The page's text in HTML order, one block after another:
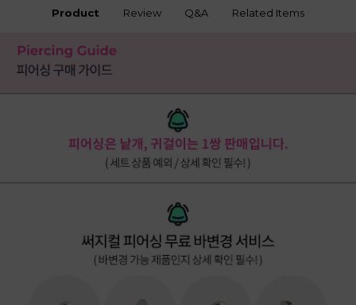
Product Review Q&A Related Items